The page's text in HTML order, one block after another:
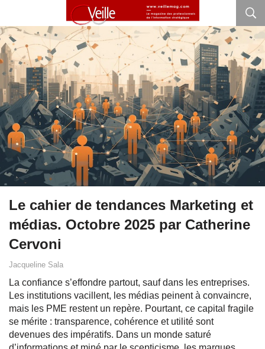
Le cahier de tendances Marketing et
médias. Octobre 2025 par Catherine
Cervoni
Jacqueline Sala
La confiance s’effondre partout, sauf dans les entreprises.
Les institutions vacillent, les médias peinent à convaincre,
mais les PME restent un repère. Pourtant, ce capital fragile
se mérite : transparence, cohérence et utilité sont
devenues des impératifs. Dans un monde saturé